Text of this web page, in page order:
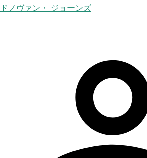
ドノヴァン・ ジョーンズ